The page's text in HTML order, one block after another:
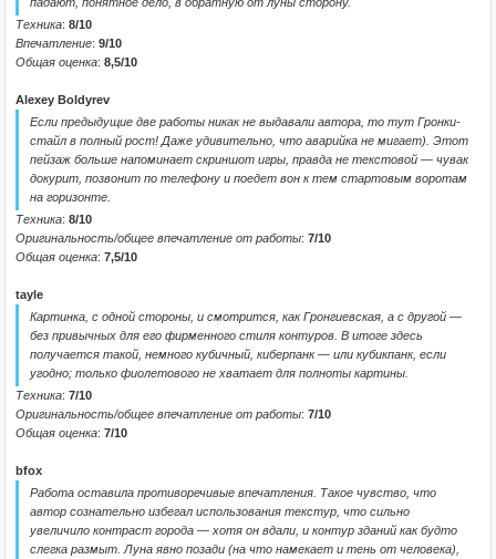
Техника: 8/10
Впечатление: 9/10
Общая оценка: 8,5/10
Alexey Boldyrev
Если предыдущие две работы никак не выдавали автора, то тут Гронки-
стайл в полный рост! Даже удивительно, что аварийка не мигает). Этот
пейзаж больше напоминает скриншот игры, правда не текстовой — чувак
докурит, позвонит по телефону и поедет вон к тем стартовым воротам
на горизонте.
Техника: 8/10
Оригинальность/общее впечатление от работы: 7/10
Общая оценка: 7,5/10
tayle
Картинка, с одной стороны, и смотрится, как Гронгиевская, а с другой —
без привычных для его фирменного стиля контуров. В итоге здесь
получается такой, немного кубичный, киберпанк — или кубикпанк, если
угодно; только фиолетового не хватает для полноты картины.
Техника: 7/10
Оригинальность/общее впечатление от работы: 7/10
Общая оценка: 7/10
bfox
Работа оставила противоречивые впечатления. Такое чувство, что
автор сознательно избегал использования текстур, что сильно
увеличило контраст города — хотя он вдали, и контур зданий как будто
слегка размыт. Луна явно позади (на что намекает и тень от человека),